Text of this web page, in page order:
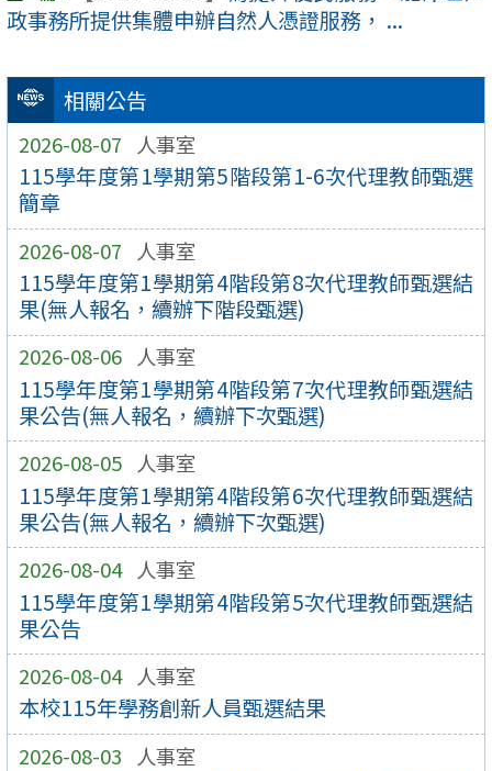
相關公告
2026-08-07 人事室
115學年度第1學期第5階段第1-6次代理教師甄選
簡章
2026-08-07 人事室
115學年度第1學期第4階段第8次代理教師甄選結
果(無人報名，續辦下階段甄選)
2026-08-06 人事室
115學年度第1學期第4階段第7次代理教師甄選結
果公告(無人報名，續辦下次甄選)
2026-08-05 人事室
115學年度第1學期第4階段第6次代理教師甄選結
果公告(無人報名，續辦下次甄選)
2026-08-04 人事室
115學年度第1學期第4階段第5次代理教師甄選結
果公告
2026-08-04 人事室
本校115年學務創新人員甄選結果
2026-08-03 人事室
政事務所提供集體申辦自然人憑證服務， ...